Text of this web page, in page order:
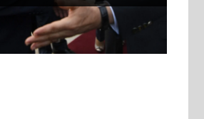
VALLAND, HEROÏNE DE LA
FRANÇAISE